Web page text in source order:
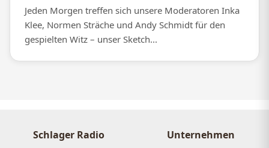
Jeden Morgen treffen sich unsere Moderatoren Inka
Klee, Normen Sträche und Andy Schmidt für den
gespielten Witz – unser Sketch...
Schlager Radio Unternehmen